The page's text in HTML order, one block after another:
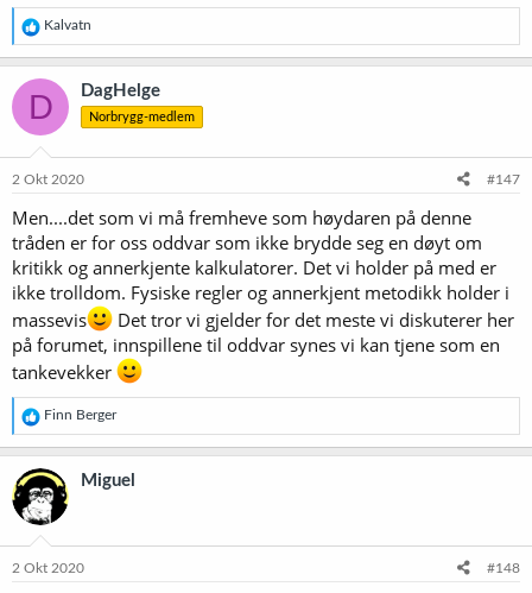
R
e
a
k
s
j
o
e
:
Kalvatn
D DagHelge
Norbrygg-medlem
2 Okt 2020 #147
Men....det som vi må fremheve som høydaren på denne
tråden er for oss oddvar som ikke brydde seg en døyt om
kritikk og annerkjente kalkulatorer. Det vi holder på med er
ikke trolldom. Fysiske regler og annerkjent metodikk holder i
massevis
Det tror vi gjelder for det meste vi diskuterer her
på forumet, innspillene til oddvar synes vi kan tjene som en
tankevekker
R
e
a
k
s
o
e
Finn Berger
Miguel
2 Okt 2020 #148